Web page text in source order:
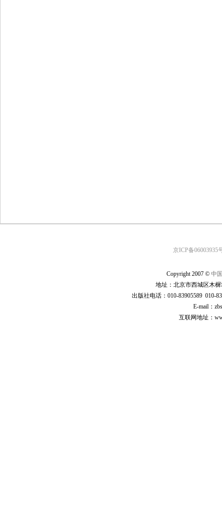
京ICP备06003935
Copyright 2007 © 中
地址：北京市西城区木
出版社电话：010-83905589 010-
E-mail：
互联网地址：